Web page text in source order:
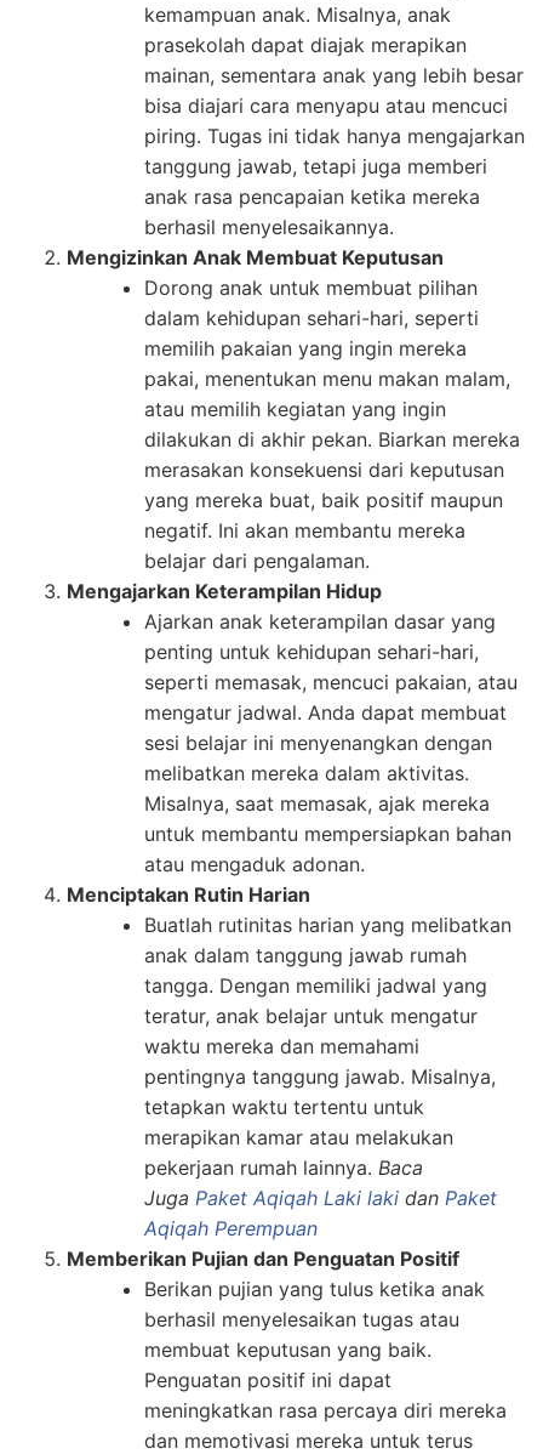
kemampuan anak. Misalnya, anak
prasekolah dapat diajak merapikan
mainan, sementara anak yang lebih besar
bisa diajari cara menyapu atau mencuci
piring. Tugas ini tidak hanya mengajarkan
tanggung jawab, tetapi juga memberi
anak rasa pencapaian ketika mereka
berhasil menyelesaikannya.
Mengizinkan Anak Membuat Keputusan
Dorong anak untuk membuat pilihan
dalam kehidupan sehari-hari, seperti
memilih pakaian yang ingin mereka
pakai, menentukan menu makan malam,
atau memilih kegiatan yang ingin
dilakukan di akhir pekan. Biarkan mereka
merasakan konsekuensi dari keputusan
yang mereka buat, baik positif maupun
negatif. Ini akan membantu mereka
belajar dari pengalaman.
Mengajarkan Keterampilan Hidup
Ajarkan anak keterampilan dasar yang
penting untuk kehidupan sehari-hari,
seperti memasak, mencuci pakaian, atau
mengatur jadwal. Anda dapat membuat
sesi belajar ini menyenangkan dengan
melibatkan mereka dalam aktivitas.
Misalnya, saat memasak, ajak mereka
untuk membantu mempersiapkan bahan
atau mengaduk adonan.
Menciptakan Rutin Harian
Buatlah rutinitas harian yang melibatkan
anak dalam tanggung jawab rumah
tangga. Dengan memiliki jadwal yang
teratur, anak belajar untuk mengatur
waktu mereka dan memahami
pentingnya tanggung jawab. Misalnya,
tetapkan waktu tertentu untuk
merapikan kamar atau melakukan
pekerjaan rumah lainnya. Baca
Juga Paket Aqiqah Laki laki dan Paket
Aqiqah Perempuan
Memberikan Pujian dan Penguatan Positif
Berikan pujian yang tulus ketika anak
berhasil menyelesaikan tugas atau
membuat keputusan yang baik.
Penguatan positif ini dapat
meningkatkan rasa percaya diri mereka
dan memotivasi mereka untuk terus